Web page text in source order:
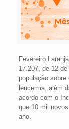
Fevereiro
17.207, de 12
população
leucemia, além
acordo com o
que 10 mil
ano.